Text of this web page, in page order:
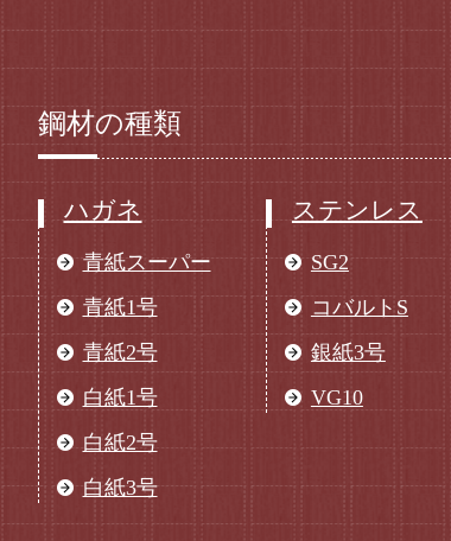
鋼材の種類
ハガネ
青紙スーパー
青紙1号
青紙2号
白紙1号
白紙2号
白紙3号
ステンレス
SG2
コバルトS
銀紙3号
VG10